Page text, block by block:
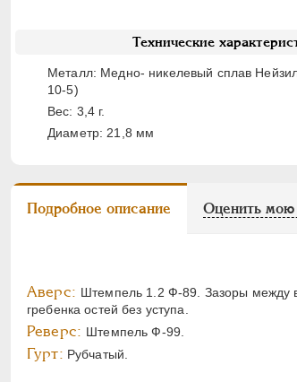
Технические
Металл: Медно- никелевый сплав
10-5)
Вес: 3,4 г.
Диаметр: 21,8 мм
Подробное описание Оценить мою
Аверс: Штемпель 1.2 Ф-89. Зазоры между
гребенка остей без уступа.
Реверс: Штемпель Ф-99.
Гурт: Рубчатый.